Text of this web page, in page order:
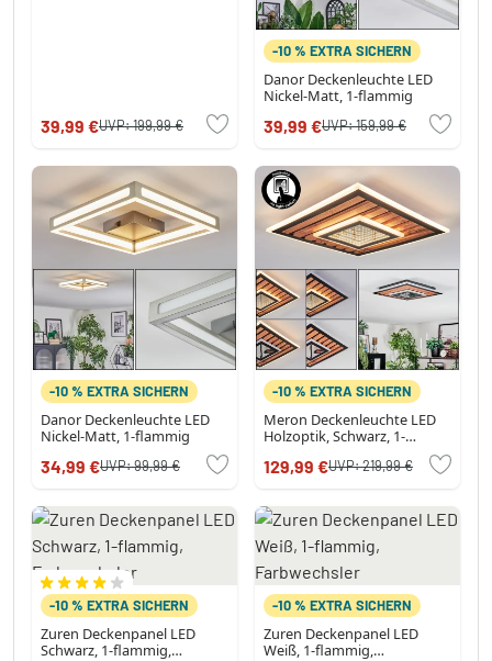
39,99 €UVP:199,99 €
-10 % EXTRA SICHERN
Danor Deckenleuchte LED
Nickel-Matt, 1-flammig
39,99 €UVP:159,99 €
-10 % EXTRA SICHERN
Danor Deckenleuchte LED
Nickel-Matt, 1-flammig
34,99 €UVP:99,99 €
-10 % EXTRA SICHERN
Meron Deckenleuchte LED
Holzoptik, Schwarz, 1-
129,99 €UVP:219,99 €
-10 % EXTRA SICHERN
Zuren Deckenpanel LED
Schwarz, 1-flammig,
-10 % EXTRA SICHERN
Zuren Deckenpanel LED
Weiß, 1-flammig,